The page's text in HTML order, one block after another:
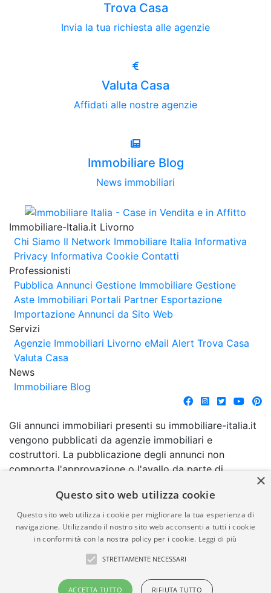
Trova Casa
Invia la tua richiesta alle agenzie
Valuta Casa
Affidati alle nostre agenzie
Immobiliare Blog
News immobiliari
Immobiliare-Italia.it Livorno
Chi Siamo Il Network Immobiliare Italia Informativa
Privacy Informativa Cookie Contatti
Professionisti
Pubblica Annunci Gestione Immobiliare Gestione
Aste Immobiliari Portali Partner Esportazione
Importazione Annunci da Sito Web
Servizi
Agenzie Immobiliari Livorno eMail Alert Trova Casa
Valuta Casa
News
Immobiliare Blog
Gli annunci immobiliari presenti su immobiliare-italia.it
vengono pubblicati da agenzie immobiliari e
costruttori. La pubblicazione degli annunci non
comporta l'approvazione o l'avallo da parte di
garanzia da parte di quest'ultima. immobiliare-italia.it
quindi non è responsabile della veridicità, della
correttezza, della completezza, della normativa in
materia di privacy e/o di alcun altro aspetto dei
suddetti annunci.
© Copyright 2007 - 2026
Powered by
×
Questo sito web utilizza cookie
Questo sito web utilizza i cookie per migliorare la tua esperienza di
navigazione. Utilizzando il nostro sito web acconsenti a tutti i cookie
in conformità con la nostra policy per i cookie. Leggi di più
STRETTAMENTE NECESSARI
ACCETTA TUTTO RIFIUTA TUTTO